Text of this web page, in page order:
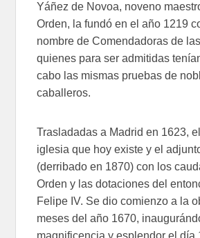
Yáñez de Novoa, noveno
Orden, la fundó en el año 1219
nombre de Comendadoras de
quienes para ser admitidas
cabo las mismas pruebas de
caballeros.
Trasladadas a Madrid en 1623,
iglesia que hoy existe y el
(derribado en 1870) con los
Orden y las dotaciones del
Felipe IV. Se dio comienzo a la
meses del año 1670,
magnificencia y esplendor el día